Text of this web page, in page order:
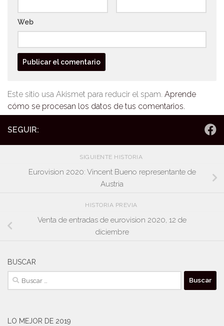
Web
Este sitio usa Akismet para reducir el spam. Aprende
cómo se procesan los datos de tus comentarios.
SEGUIR:
SIGUIENTE HISTORIA
Eurovision 2020: Vincent Bueno representante de
Austria
HISTORIA PREVIA
Venta de entradas de eurovision 2020, 12 de
diciembre
BUSCAR
Buscar:
LO MEJOR DE 2019